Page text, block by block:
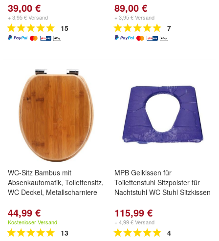
39,00 €
+ 3,95 € Versand
15
89,00 €
+ 3,95 € Versand
7
WC-Sitz Bambus mit
Absenkautomatik, Toilettensitz,
WC Deckel, Metallscharniere
44,99 €
Kostenloser Versand
13
MPB Gelkissen für
Toilettenstuhl Sitzpolster für
Nachtstuhl WC Stuhl Sitzkissen
115,99 €
+ 4,99 € Versand
4